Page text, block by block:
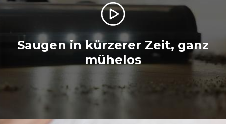
Saugen in kürzerer Zeit, ganz
mühelos